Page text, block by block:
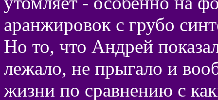
аранжировок с грубо
Но то, что Андрей
лежало, не прыгало и
жизни по сравнению с